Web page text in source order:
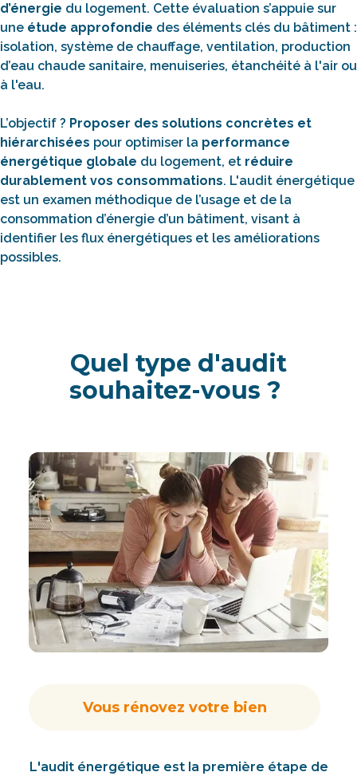
d’énergie du logement. Cette évaluation s’appuie sur
une étude approfondie des éléments clés du bâtiment :
isolation, système de chauffage, ventilation, production
d’eau chaude sanitaire, menuiseries, étanchéité à l'air ou
à l'eau.
L’objectif ? Proposer des solutions concrètes et
hiérarchisées pour optimiser la performance
énergétique globale du logement, et réduire
durablement vos consommations. L'audit énergétique
est un examen méthodique de l’usage et de la
consommation d’énergie d’un bâtiment, visant à
identifier les flux énergétiques et les améliorations
possibles.
Quel type d'audit
souhaitez-vous ?
Vous rénovez votre bien
L'audit énergétique est la première étape de